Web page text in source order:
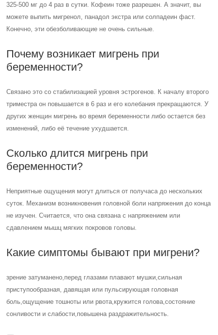
325-500 мг до 4 раз в сутки. Кофеин тоже разрешен. А значит, вы
можете выпить мигренол, панадол экстра или солпадеин фаст.
Конечно, эти обезболивающие не очень сильные.
Почему возникает мигрень при
беременности?
Связано это со стабилизацией уровня эстрогенов. К началу второго
триместра он повышается в 6 раз и его колебания прекращаются. У
других женщин мигрень во время беременности либо остается без
изменений, либо её течение ухудшается.
Сколько длится мигрень при
беременности?
Неприятные ощущения могут длиться от получаса до нескольких
суток. Механизм возникновения головной боли напряжения до конца
не изучен. Считается, что она связана с напряжением или
сдавлением мышц мягких покровов головы.
Какие симптомы бывают при мигрени?
зрение затуманено,перед глазами плавают мушки,сильная
приступообразная, давящая или пульсирующая головная
боль,ощущение тошноты или рвота,кружится голова,состояние
сонливости и слабости,повышена раздражительность.